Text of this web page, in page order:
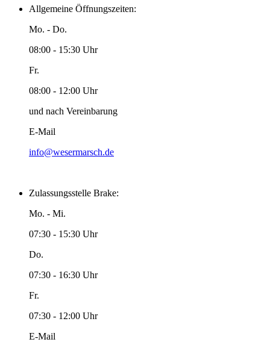
Allgemeine Öffnungszeiten:
Mo. - Do.
08:00 - 15:30 Uhr
Fr.
08:00 - 12:00 Uhr
und nach Vereinbarung
E-Mail
info@wesermarsch.de
Zulassungsstelle Brake:
Mo. - Mi.
07:30 - 15:30 Uhr
Do.
07:30 - 16:30 Uhr
Fr.
07:30 - 12:00 Uhr
E-Mail